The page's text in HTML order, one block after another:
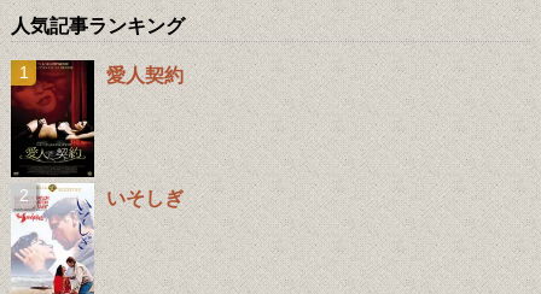
人気記事ランキング
愛人契約
いそしぎ